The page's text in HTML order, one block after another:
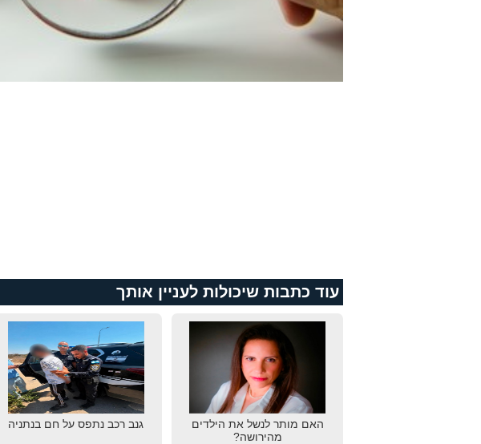
עוד כתבות שיכולות לעניין אותך
האם מותר לנשל את הילדים
מהירושה?
גנב רכב נתפס על חם בנתניה